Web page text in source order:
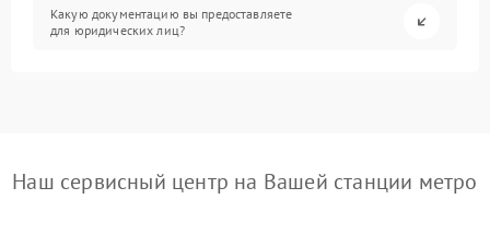
Какую документацию вы предоставляете
для юридических лиц?
Наш сервисный центр на Вашей станции метро